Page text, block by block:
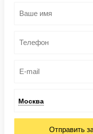
Москва
Отправить